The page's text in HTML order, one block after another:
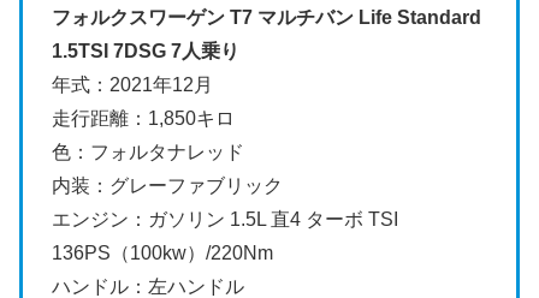
フォルクスワーゲン T7 マルチバン Life Standard
1.5TSI 7DSG 7人乗り
年式：2021年12月
走行距離：1,850キロ
色：フォルタナレッド
内装：グレーファブリック
エンジン：ガソリン 1.5L 直4 ターボ TSI
136PS（100kw）/220Nm
ハンドル：左ハンドル